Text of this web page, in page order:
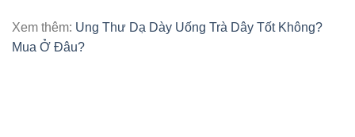
Xem thêm: Ung Thư Dạ Dày Uống Trà Dây Tốt Không?
Mua Ở Đâu?